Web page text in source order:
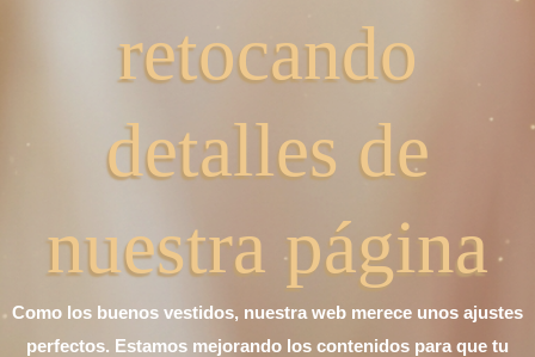
retocando
detalles de
nuestra página
Como los buenos vestidos, nuestra web merece unos ajustes
perfectos. Estamos mejorando los contenidos para que tu